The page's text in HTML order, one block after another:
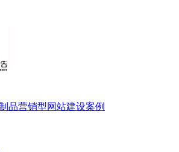
品营销型网站建设案例